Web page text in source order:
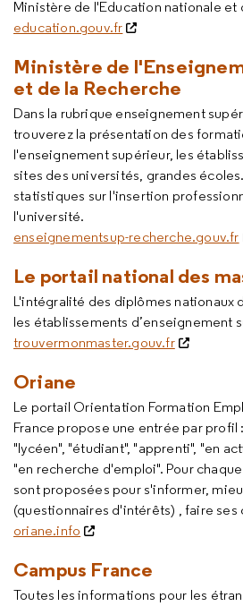
Ministère de l'Education nationale et
education.gouv.fr
Ministère de
et de la Recherche
Dans la rubrique enseignement
trouverez la présentation des
l'enseignement supérieur, les
sites des universités, grandes
statistiques sur l'insertion
l'université.
enseignementsup-recherche.gouv.fr
Le portail national des
L'intégralité des diplômes nationaux
les établissements d’enseignement
trouvermonmaster.gouv.fr
Oriane
Le portail Orientation Formation
France propose une entrée par
"lycéen", "étudiant", "apprenti", "en
"en recherche d'emploi". Pour
sont proposées pour s'informer,
(questionnaires d'intérêts) , faire ses
oriane.info
Campus France
Toutes les informations pour les